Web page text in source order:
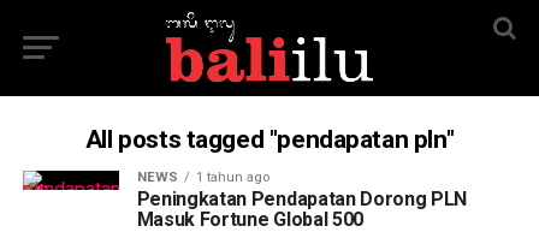
All posts tagged "pendapatan pln"
NEWS 1 tahun ago
Peningkatan Pendapatan Dorong PLN
Masuk Fortune Global 500